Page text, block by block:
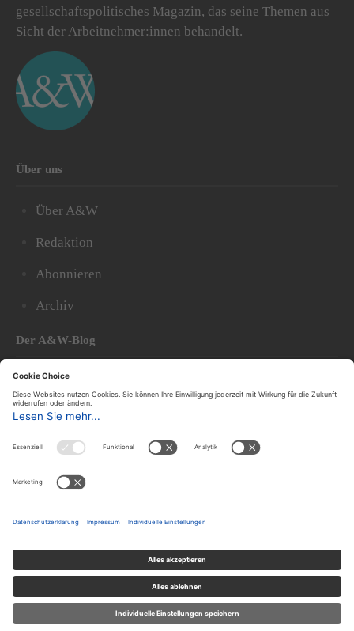
gesellschaftspolitisches Magazin, das seine Themen aus
Sicht der Arbeitnehmer:innen behandelt.
Über uns
Über A&W
Redaktion
Abonnieren
Archiv
Der A&W-Blog
DerA&W-Blog
hat sich in den vergangenen Jahren zu einem der
bedeutendsten politischen Blogs in Österreich
entwickelt.
Impressum und Offenlegung|
Datenschutzeinstellungen